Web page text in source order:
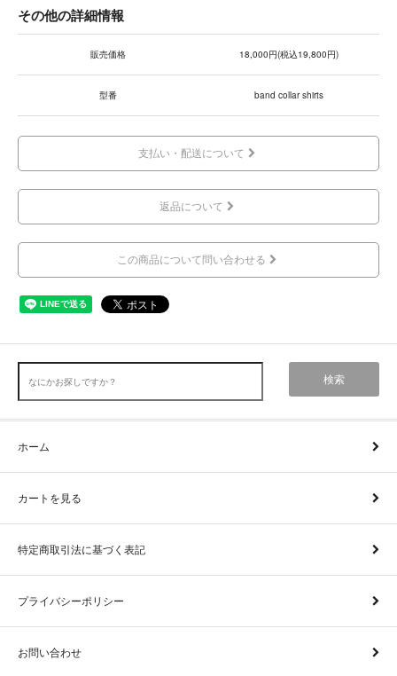
その他の詳細情報
販売価格 18,000円(税込19,800円)
型番 band collar shirts
支払い・配送について
返品について
この商品について問い合わせる
検索
ホーム
カートを見る
特定商取引法に基づく表記
プライバシーポリシー
お問い合わせ